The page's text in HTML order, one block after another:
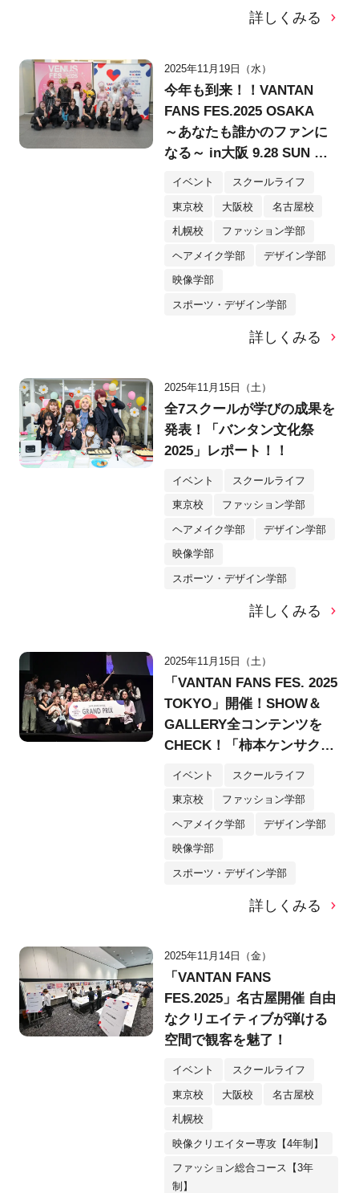
詳しくみる
2025年11月19日（水）
今年も到来！！VANTAN
FANS FES.2025 OSAKA
～あなたも誰かのファンに
なる～ in大阪 9.28 SUN @
イベント スクールライフ
東京校 大阪校 名古屋校
札幌校 ファッション学部
ヘアメイク学部 デザイン学部
映像学部
スポーツ・デザイン学部
詳しくみる
2025年11月15日（土）
全7スクールが学びの成果を
発表！「バンタン文化祭
2025」レポート！！
イベント スクールライフ
東京校 ファッション学部
ヘアメイク学部 デザイン学部
映像学部
スポーツ・デザイン学部
詳しくみる
2025年11月15日（土）
「VANTAN FANS FES. 2025
TOKYO」開催！SHOW＆
GALLERY全コンテンツを
CHECK！「柿本ケンサク
イベント スクールライフ
東京校 ファッション学部
ヘアメイク学部 デザイン学部
映像学部
スポーツ・デザイン学部
詳しくみる
2025年11月14日（金）
「VANTAN FANS
FES.2025」名古屋開催 自由
なクリエイティブが弾ける
空間で観客を魅了！
イベント スクールライフ
東京校 大阪校 名古屋校
札幌校
映像クリエイター専攻【4年制】
ファッション総合コース【3年
制】